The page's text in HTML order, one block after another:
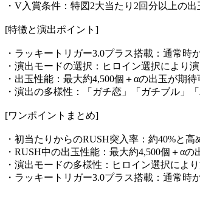
・V入賞条件：特図2大当たり2回分以上の
[特徴と演出ポイント]
・ラッキートリガー3.0プラス搭載：通常時
・演出モードの選択：ヒロイン選択により
・出玉性能：最大約4,500個＋αの出玉が期待
・演出の多様性：「ガチ恋」「ガチブル」
[ワンポイントまとめ]
・初当たりからのRUSH突入率：約40%と高
・RUSH中の出玉性能：最大約4,500個＋αの
・演出モードの多様性：ヒロイン選択によ
・ラッキートリガー3.0プラス搭載：通常時